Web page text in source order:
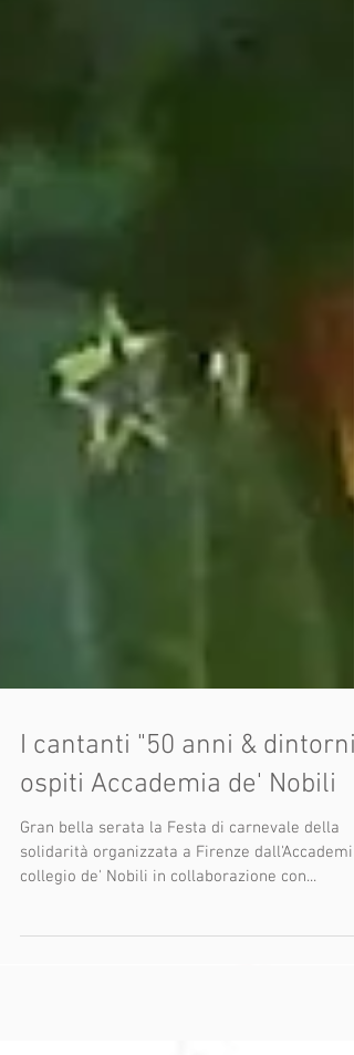
I cantanti "50 anni & dintorni"
ospiti Accademia de' Nobili
Gran bella serata la Festa di carnevale della
collegio de' Nobili in collaborazione con...